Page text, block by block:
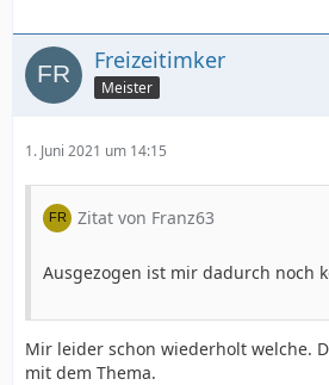
Freizeitimker
Meister
1. Juni 2021 um 14:15
Zitat von Franz63
Ausgezogen ist mir dadurch noch
Mir leider schon wiederholt welche.
mit dem Thema.